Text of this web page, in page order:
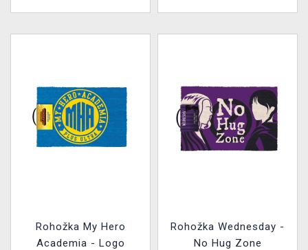
Rohožka My Hero
Academia - Logo
Rohožka Wednesday -
No Hug Zone